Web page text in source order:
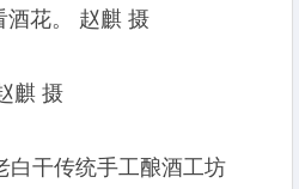
酒花。 赵麒 摄
麒 摄
白干传统手工酿酒工坊